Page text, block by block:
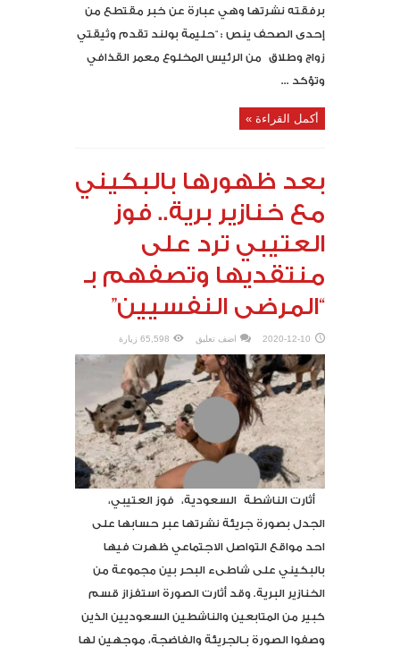
برفقته نشرتها وهي عبارة عن خبر مقتطع من
إحدى الصحف ينص : “حليمة بولند تقدم وثيقتي
زواج وطلاق من الرئيس المخلوع معمر القذافي
وتؤكد ...
أكمل القراءة »
بعد ظهورها بالبكيني
مع خنازير برية.. فوز
العتيبي ترد على
منتقديها وتصفهم بـ
“المرضى النفسيين”
2020-12-10 اضف تعليق 65,598 زيارة
أثارت الناشطة السعودية، فوز العتيبي،
الجدل بصورة جريئة نشرتها عبر حسابها على
احد مواقع التواصل الاجتماعي ظهرت فيها
بالبكيني على شاطىء البحر بين مجموعة من
الخنازير البرية. وقد أثارت الصورة استفزاز قسم
كبير من المتابعين والناشطين السعوديين الذين
وصفوا الصورة بـالجريئة والفاضجة، موجهين لها